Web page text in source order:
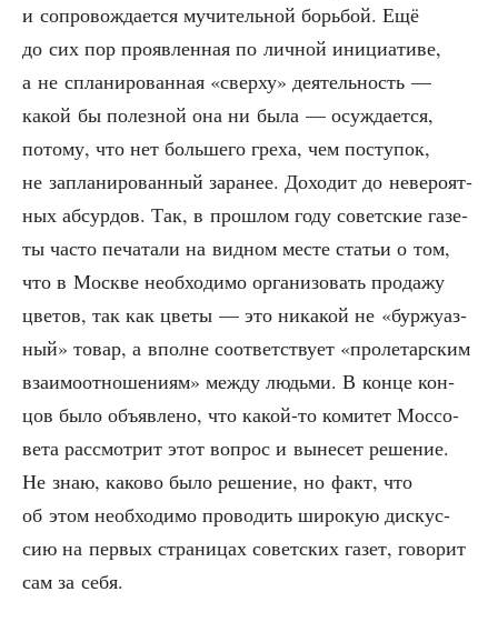
и сопро­вож­да­ет­ся мучи­тель­ной борь­бой. Ещё
до сих пор про­яв­лен­ная по лич­ной ини­ци­а­ти­ве,
а не спла­ни­ро­ван­ная «свер­ху» дея­тель­ность —
какой бы полез­ной она ни была — осуж­да­ет­ся,
пото­му, что нет боль­ше­го гре­ха, чем посту­пок,
не запла­ни­ро­ван­ный зара­нее. Дохо­дит до неве­ро­ят­
ных абсур­дов. Так, в про­шлом году совет­ские газе­
ты часто печа­та­ли на вид­ном месте ста­тьи о том,
что в Москве необ­хо­ди­мо орга­ни­зо­вать про­да­жу
цве­тов, так как цве­ты — это ника­кой не «бур­жу­аз­
ный» товар, а вполне соот­вет­ству­ет «про­ле­тар­ским
вза­и­мо­от­но­ше­ни­ям» меж­ду людь­ми. В кон­це кон­
цов было объ­яв­ле­но, что какой-то коми­тет Мос­со­
ве­та рас­смот­рит этот вопрос и выне­сет реше­ние.
Не знаю, како­во было реше­ние, но факт, что
об этом необ­хо­ди­мо про­во­дить широ­кую дис­кус­
сию на пер­вых стра­ни­цах совет­ских газет, гово­рит
сам за себя.